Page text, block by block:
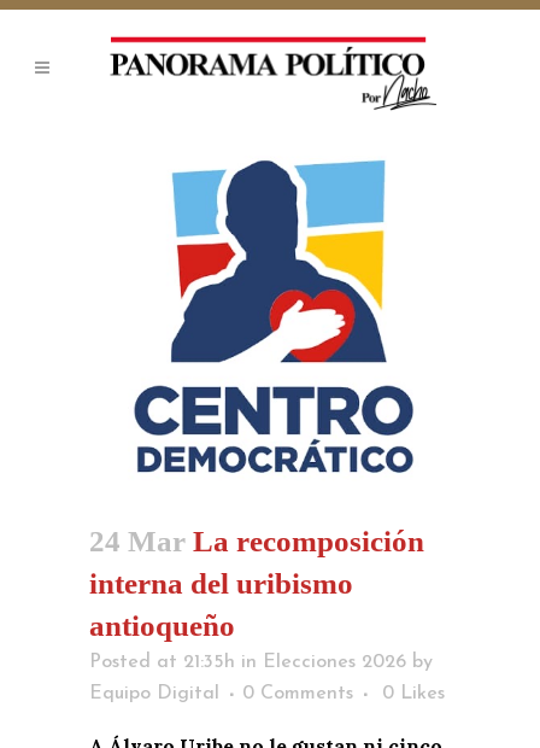
24 Mar La recomposición
interna del uribismo
antioqueño
Posted at 21:35h in Elecciones 2026 by
Equipo Digital
0 Comments 0 Likes